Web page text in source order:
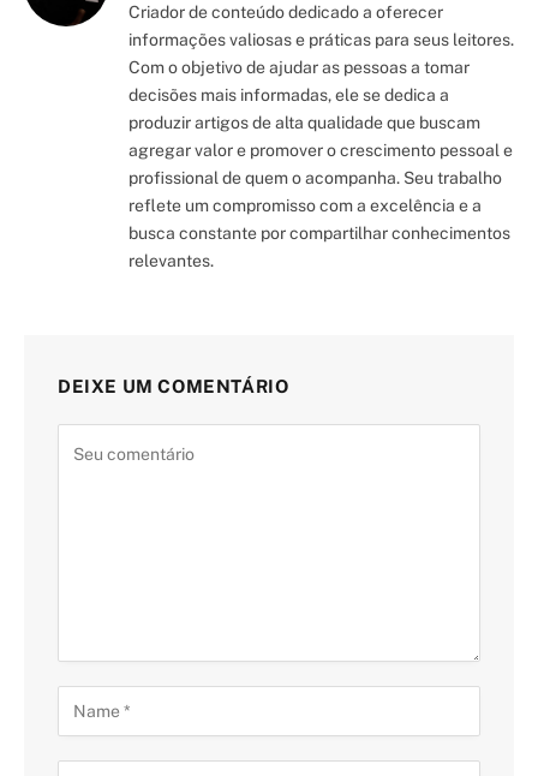
Criador de conteúdo dedicado a oferecer
informações valiosas e práticas para seus leitores.
Com o objetivo de ajudar as pessoas a tomar
decisões mais informadas, ele se dedica a
produzir artigos de alta qualidade que buscam
agregar valor e promover o crescimento pessoal e
profissional de quem o acompanha. Seu trabalho
reflete um compromisso com a excelência e a
busca constante por compartilhar conhecimentos
relevantes.
DEIXE UM COMENTÁRIO